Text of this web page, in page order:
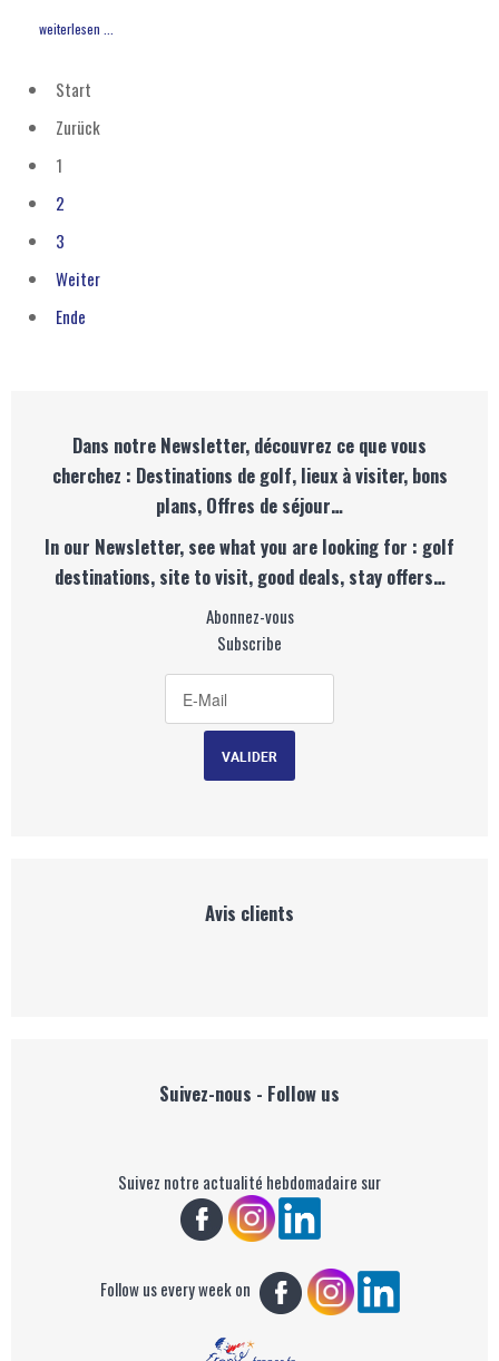
weiterlesen ...
Start
Zurück
1
2
3
Weiter
Ende
Dans notre Newsletter, découvrez ce que vous
cherchez : Destinations de golf, lieux à visiter, bons
plans, Offres de séjour…
In our Newsletter, see what you are looking for : golf
destinations, site to visit, good deals, stay offers…
Abonnez-vous
Subscribe
Avis clients
Suivez-nous - Follow us
Suivez notre actualité hebdomadaire sur
Follow us every week on